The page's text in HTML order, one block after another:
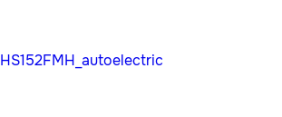
HS152FMH_autoelectric